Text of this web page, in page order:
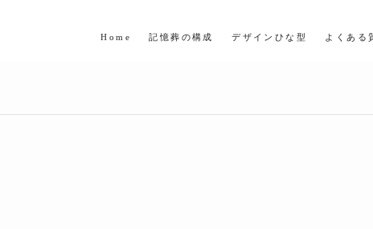
Home 記憶葬の構成 デ